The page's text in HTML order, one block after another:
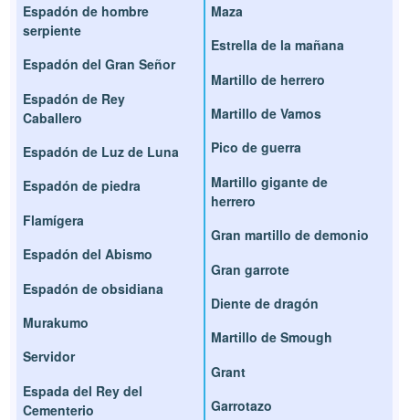
Espadón de hombre
serpiente
Espadón del Gran Señor
Espadón de Rey
Caballero
Espadón de Luz de Luna
Espadón de piedra
Flamígera
Espadón del Abismo
Espadón de obsidiana
Murakumo
Servidor
Espada del Rey del
Cementerio
Maza
Estrella de la mañana
Martillo de herrero
Martillo de Vamos
Pico de guerra
Martillo gigante de
herrero
Gran martillo de demonio
Gran garrote
Diente de dragón
Martillo de Smough
Grant
Garrotazo